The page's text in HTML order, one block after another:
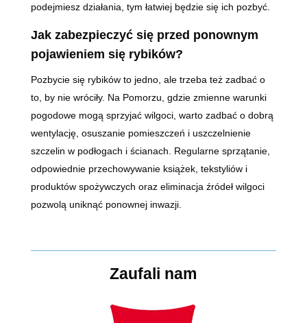
podejmiesz działania, tym łatwiej będzie się ich pozbyć.
Jak zabezpieczyć się przed ponownym
pojawieniem się rybików?
Pozbycie się rybików to jedno, ale trzeba też zadbać o
to, by nie wróciły. Na Pomorzu, gdzie zmienne warunki
pogodowe mogą sprzyjać wilgoci, warto zadbać o dobrą
wentylację, osuszanie pomieszczeń i uszczelnienie
szczelin w podłogach i ścianach. Regularne sprzątanie,
odpowiednie przechowywanie książek, tekstyliów i
produktów spożywczych oraz eliminacja źródeł wilgoci
pozwolą uniknąć ponownej inwazji.
Zaufali nam